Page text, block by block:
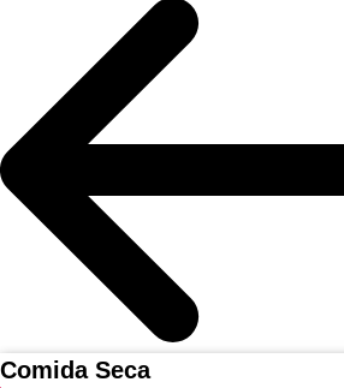
Comida Seca